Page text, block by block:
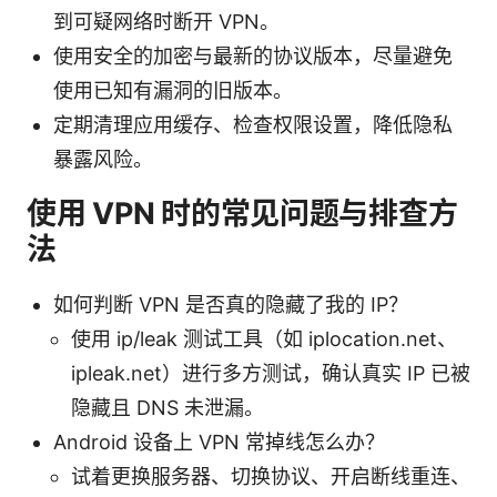
到可疑网络时断开 VPN。
使用安全的加密与最新的协议版本，尽量避免
使用已知有漏洞的旧版本。
定期清理应用缓存、检查权限设置，降低隐私
暴露风险。
使用 VPN 时的常见问题与排查方
法
如何判断 VPN 是否真的隐藏了我的 IP？
使用 ip/leak 测试工具（如 iplocation.net、
ipleak.net）进行多方测试，确认真实 IP 已被
隐藏且 DNS 未泄漏。
Android 设备上 VPN 常掉线怎么办？
试着更换服务器、切换协议、开启断线重连、